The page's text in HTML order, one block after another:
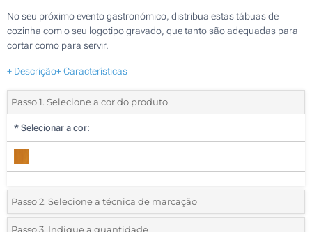
No seu próximo evento gastronómico, distribua estas tábuas de
cozinha com o seu logotipo gravado, que tanto são adequadas para
cortar como para servir.
+ Descrição+ Características
Passo 1. Selecione a cor do produto
* Selecionar a cor:
Passo 2. Selecione a técnica de marcação
*Selecione o tipo de marcação e as cores do logotipo:
Passo 3. Indique a quantidade